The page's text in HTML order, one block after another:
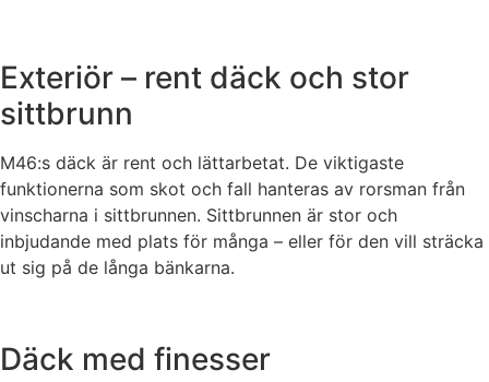
Exteriör – rent däck och stor
sittbrunn
M46:s däck är rent och lättarbetat. De viktigaste
funktionerna som skot och fall hanteras av rorsman från
vinscharna i sittbrunnen. Sittbrunnen är stor och
inbjudande med plats för många – eller för den vill sträcka
ut sig på de långa bänkarna.
Däck med finesser